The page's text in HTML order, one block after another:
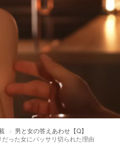
男と女の答えあわせ【Q】
った女にバッサリ切られた理由